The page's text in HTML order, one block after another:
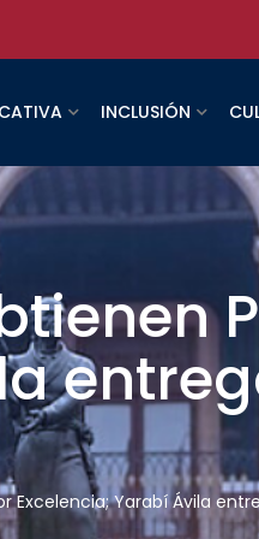
INCLUSIÓN
Excelencia; Yarabí Ávila